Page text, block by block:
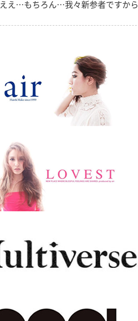
ええ…もちろん…我々新参者ですから